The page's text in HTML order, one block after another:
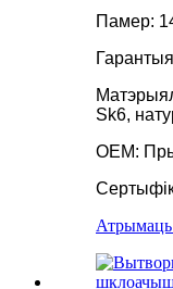
Памер:
Sk6,
OEM:
Атрымаць